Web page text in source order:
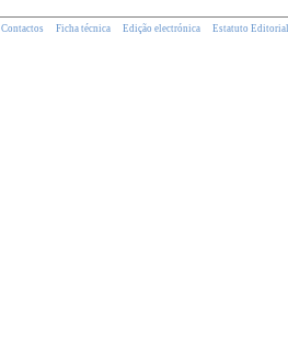
Contactos Ficha técnica Edição electrónica Estatuto Editorial